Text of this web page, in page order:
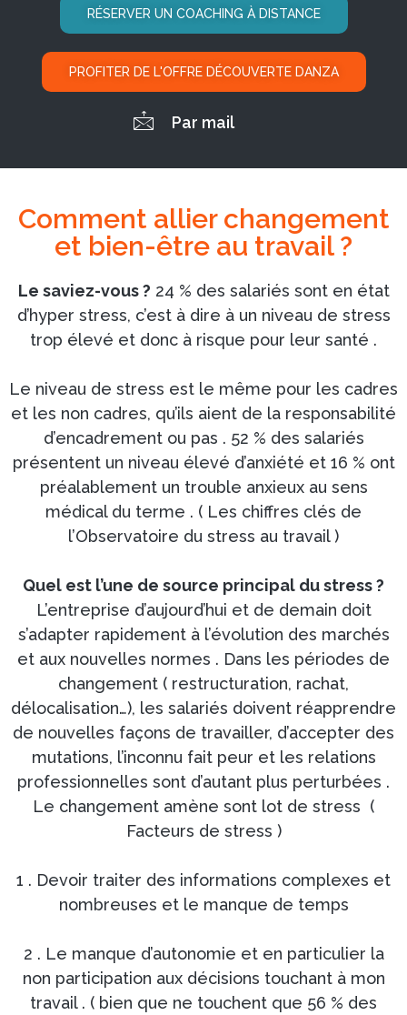
RÉSERVER UN COACHING À DISTANCE
PROFITER DE L'OFFRE DÉCOUVERTE DANZA
Par mail
Comment allier changement
et bien-être au travail ?
Le saviez-vous ? 24 % des salariés sont en état
d’hyper stress, c’est à dire à un niveau de stress
trop élevé et donc à risque pour leur santé .
Le niveau de stress est le même pour les cadres
et les non cadres, qu’ils aient de la responsabilité
d’encadrement ou pas . 52 % des salariés
présentent un niveau élevé d’anxiété et 16 % ont
préalablement un trouble anxieux au sens
médical du terme . ( Les chiffres clés de
l’Observatoire du stress au travail )
Quel est l’une de source principal du stress ?
L’entreprise d’aujourd’hui et de demain doit
s’adapter rapidement à l’évolution des marchés
et aux nouvelles normes . Dans les périodes de
changement ( restructuration, rachat,
délocalisation…), les salariés doivent réapprendre
de nouvelles façons de travailler, d’accepter des
mutations, l’inconnu fait peur et les relations
professionnelles sont d’autant plus perturbées .
Le changement amène sont lot de stress (
Facteurs de stress )
1 . Devoir traiter des informations complexes et
nombreuses et le manque de temps
2 . Le manque d’autonomie et en particulier la
non participation aux décisions touchant à mon
travail . ( bien que ne touchent que 56 % des